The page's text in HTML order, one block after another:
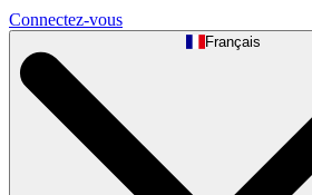
Connectez-vous
Français